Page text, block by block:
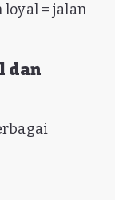
loyal = jalan
dan